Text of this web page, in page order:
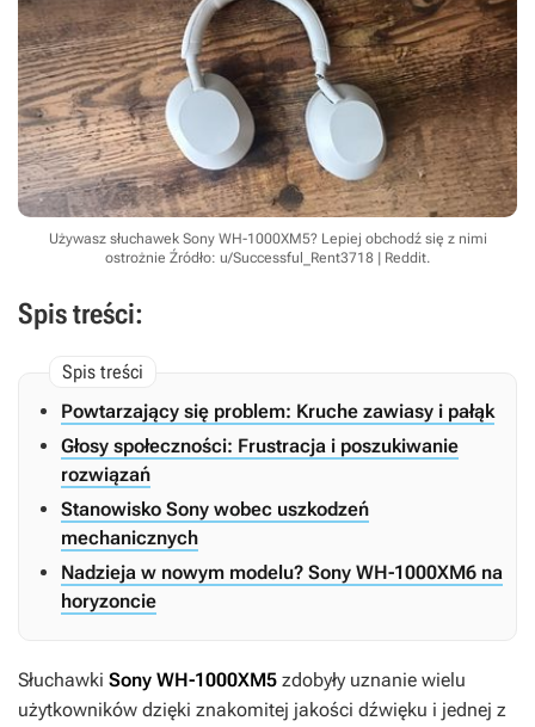
Używasz słuchawek Sony WH-1000XM5? Lepiej obchodź się z nimi
ostrożnie Źródło: u/Successful_Rent3718 | Reddit.
Spis treści:
Powtarzający się problem: Kruche zawiasy i pałąk
Głosy społeczności: Frustracja i poszukiwanie
rozwiązań
Stanowisko Sony wobec uszkodzeń
mechanicznych
Nadzieja w nowym modelu? Sony WH-1000XM6 na
horyzoncie
Słuchawki Sony WH-1000XM5 zdobyły uznanie wielu
użytkowników dzięki znakomitej jakości dźwięku i jednej z